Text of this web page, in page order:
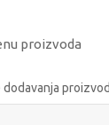
proizvoda